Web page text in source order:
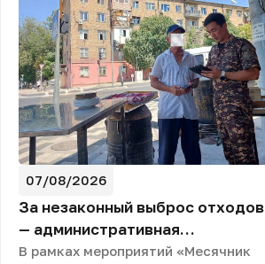
07/08/2026
За незаконный выброс отходов
— административная
ответственность
В рамках мероприятий «Месячник